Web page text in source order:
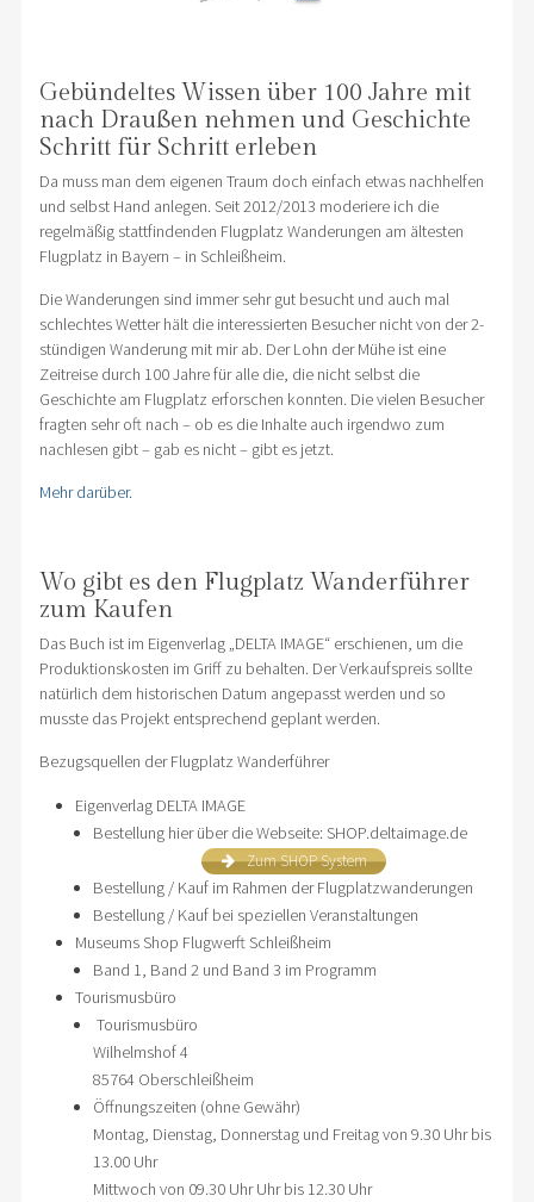
Gebündeltes Wissen über 100 Jahre mit
nach Draußen nehmen und Geschichte
Schritt für Schritt erleben
Da muss man dem eigenen Traum doch einfach etwas nachhelfen
und selbst Hand anlegen. Seit 2012/2013 moderiere ich die
regelmäßig stattfindenden Flugplatz Wanderungen am ältesten
Flugplatz in Bayern – in Schleißheim.
Die Wanderungen sind immer sehr gut besucht und auch mal
schlechtes Wetter hält die interessierten Besucher nicht von der 2-
stündigen Wanderung mit mir ab. Der Lohn der Mühe ist eine
Zeitreise durch 100 Jahre für alle die, die nicht selbst die
Geschichte am Flugplatz erforschen konnten. Die vielen Besucher
fragten sehr oft nach – ob es die Inhalte auch irgendwo zum
nachlesen gibt – gab es nicht – gibt es jetzt.
Mehr darüber.
Wo gibt es den Flugplatz Wanderführer
zum Kaufen
Das Buch ist im Eigenverlag „DELTA IMAGE“ erschienen, um die
Produktionskosten im Griff zu behalten. Der Verkaufspreis sollte
natürlich dem historischen Datum angepasst werden und so
musste das Projekt entsprechend geplant werden.
Bezugsquellen der Flugplatz Wanderführer
Eigenverlag DELTA IMAGE
Bestellung hier über die Webseite: SHOP.deltaimage.de
Zum SHOP System
Bestellung / Kauf im Rahmen der Flugplatzwanderungen
Bestellung / Kauf bei speziellen Veranstaltungen
Museums Shop Flugwerft Schleißheim
Band 1, Band 2 und Band 3 im Programm
Tourismusbüro
Tourismusbüro
Wilhelmshof 4
85764 Oberschleißheim
Öffnungszeiten (ohne Gewähr)
Montag, Dienstag, Donnerstag und Freitag von 9.30 Uhr bis
13.00 Uhr
Mittwoch von 09.30 Uhr Uhr bis 12.30 Uhr